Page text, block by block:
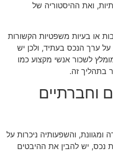
ואת ההיסטוריה של
או בעיות משפטיות הקשורות
ערך הנכס בעתיד, ולכן יש
לשכור אנשי מקצוע כמו
בתהליך זה.
וחברתיים
ומגוונת, והשפעותיה ניכרות על
נכס, יש להבין את ההיבטים